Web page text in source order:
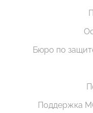
Бюро по
Поддержка